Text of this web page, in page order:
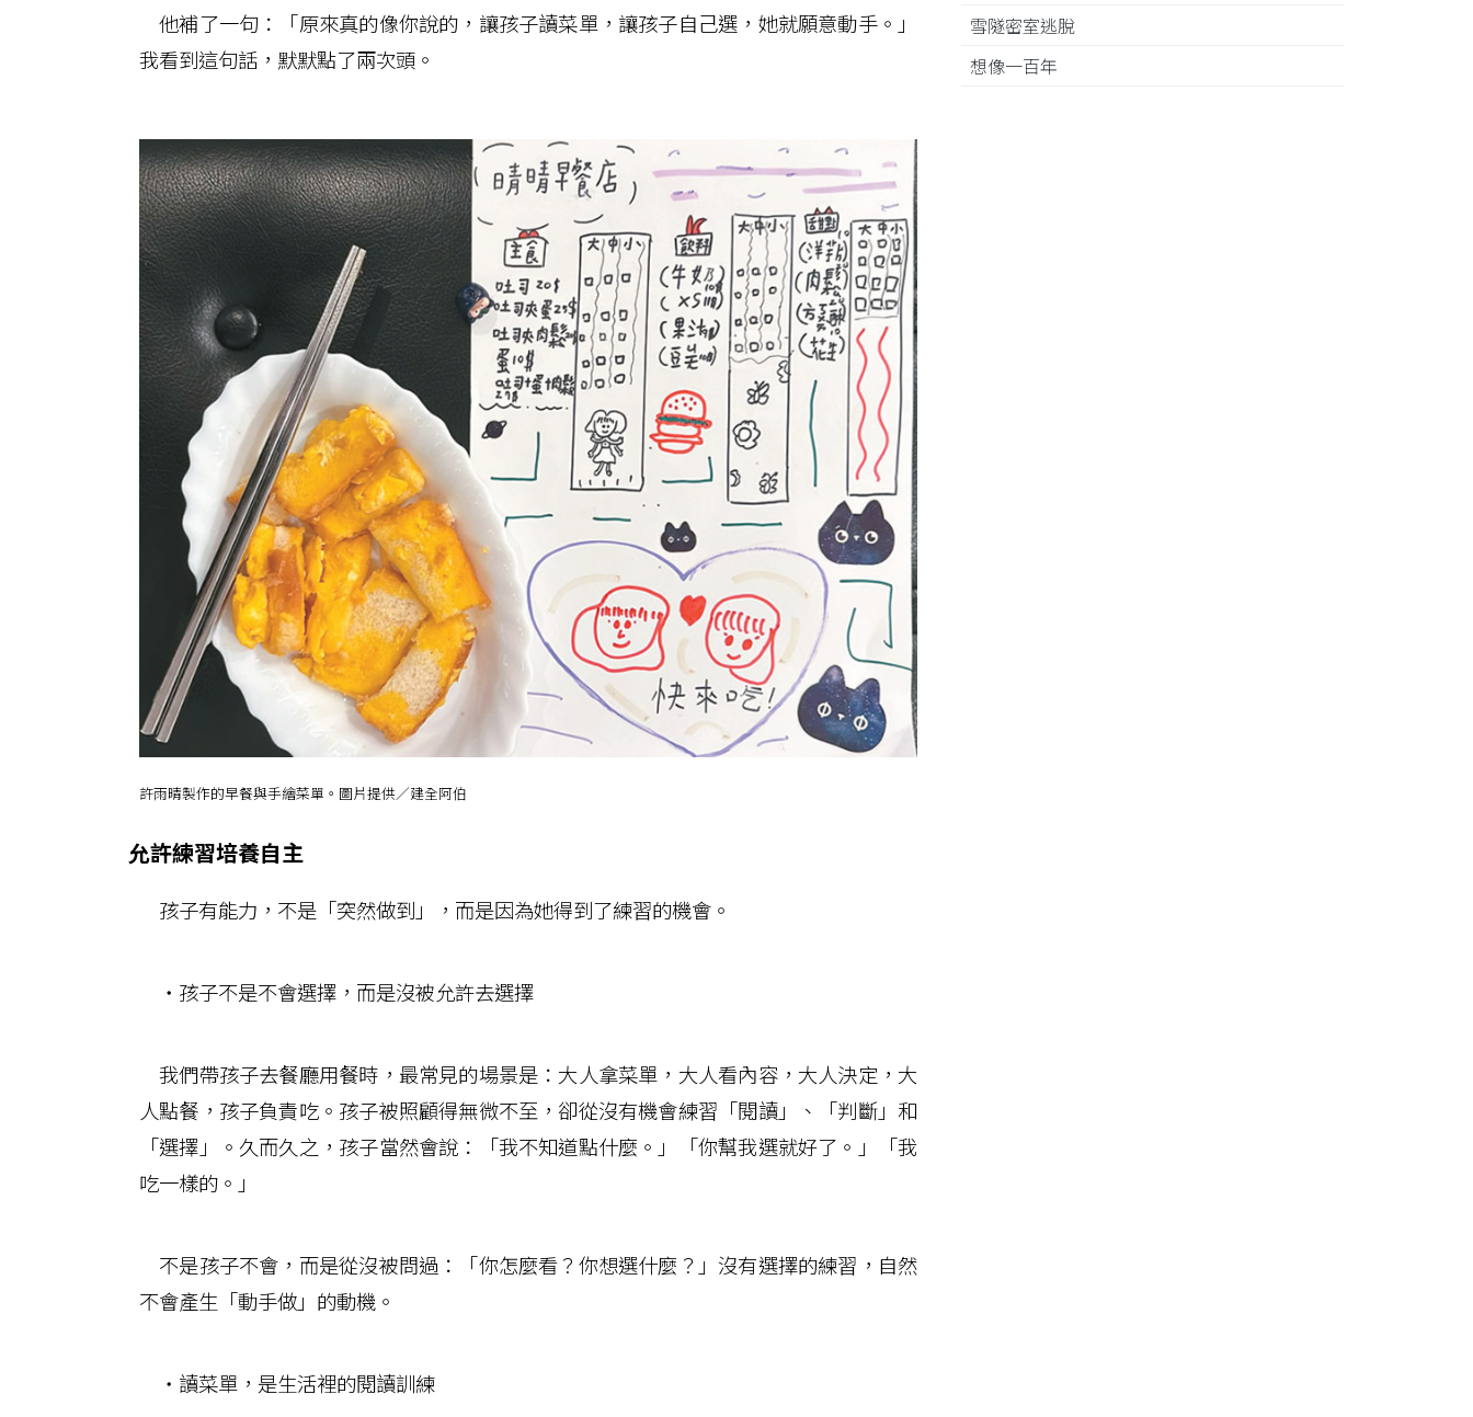
他補了一句：「原來真的像你說的，讓孩子讀菜單，讓孩子自己選，她就願意動手。」
我看到這句話，默默點了兩次頭。
許雨晴製作的早餐與手繪菜單。圖片提供／建全阿伯
允許練習培養自主
孩子有能力，不是「突然做到」，而是因為她得到了練習的機會。
‧孩子不是不會選擇，而是沒被允許去選擇
我們帶孩子去餐廳用餐時，最常見的場景是：大人拿菜單，大人看內容，大人決定，大
人點餐，孩子負責吃。孩子被照顧得無微不至，卻從沒有機會練習「閱讀」、「判斷」和
「選擇」。久而久之，孩子當然會說：「我不知道點什麼。」「你幫我選就好了。」「我
吃一樣的。」
不是孩子不會，而是從沒被問過：「你怎麼看？你想選什麼？」沒有選擇的練習，自然
不會產生「動手做」的動機。
‧讀菜單，是生活裡的閱讀訓練
雪隧密室逃脫
想像一百年